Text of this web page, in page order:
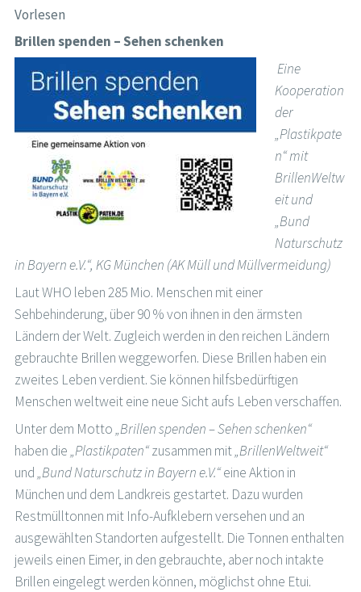
Vorlesen
Brillen spenden – Sehen schenken
Eine
Kooperation
der
„Plastikpate
n“ mit
BrillenWeltw
eit und
„Bund
Naturschutz
in Bayern e.V.“, KG München (AK Müll und Müllvermeidung)
Laut WHO leben 285 Mio. Menschen mit einer
Sehbehinderung, über 90 % von ihnen in den ärmsten
Ländern der Welt. Zugleich werden in den reichen Ländern
gebrauchte Brillen weggeworfen. Diese Brillen haben ein
zweites Leben verdient. Sie können hilfsbedürftigen
Menschen weltweit eine neue Sicht aufs Leben verschaffen.
Unter dem Motto„Brillen spenden – Sehen schenken“
haben die„Plastikpaten“zusammen mit„BrillenWeltweit“
und„Bund Naturschutz in Bayern e.V.“eine Aktion in
München und dem Landkreis gestartet. Dazu wurden
Restmülltonnen mit Info-Aufklebern versehen und an
ausgewählten Standorten aufgestellt. Die Tonnen enthalten
jeweils einen Eimer, in den gebrauchte, aber noch intakte
Brillen eingelegt werden können, möglichst ohne Etui.